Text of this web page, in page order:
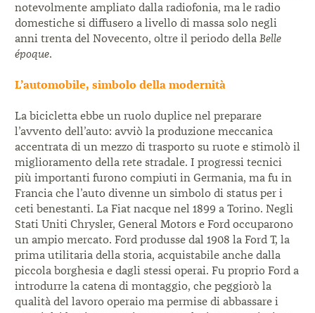
notevolmente ampliato dalla radiofonia, ma le radio
domestiche si diffusero a livello di massa solo negli
anni trenta del Novecento, oltre il periodo della Belle
époque.
L’automobile, simbolo della modernità
La bicicletta ebbe un ruolo duplice nel preparare
l’avvento dell’auto: avviò la produzione meccanica
accentrata di un mezzo di trasporto su ruote e stimolò il
miglioramento della rete stradale. I progressi tecnici
più importanti furono compiuti in Germania, ma fu in
Francia che l’auto divenne un simbolo di status per i
ceti benestanti. La Fiat nacque nel 1899 a Torino. Negli
Stati Uniti Chrysler, General Motors e Ford occuparono
un ampio mercato. Ford produsse dal 1908 la Ford T, la
prima utilitaria della storia, acquistabile anche dalla
piccola borghesia e dagli stessi operai. Fu proprio Ford a
introdurre la catena di montaggio, che peggiorò la
qualità del lavoro operaio ma permise di abbassare i